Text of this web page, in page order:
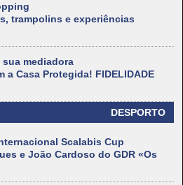
trampolins e experiências
sua mediadora
a Casa Protegida! FIDELIDADE
DESPORTO
Scalabis Cup
e João Cardoso do GDR «Os